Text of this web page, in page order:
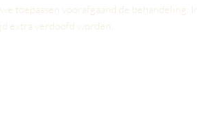
toepassen voorafgaand de behandeling.
extra verdoofd worden.